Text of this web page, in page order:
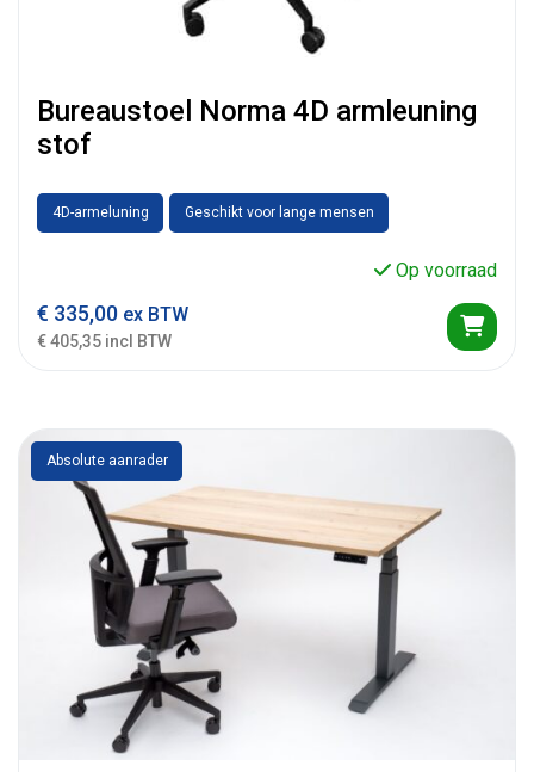
Bureaustoel Norma 4D armleuning
stof
4D-armeluning Geschikt voor lange mensen
Op voorraad
€ 335,00 ex BTW
€ 405,35 incl BTW
Absolute aanrader